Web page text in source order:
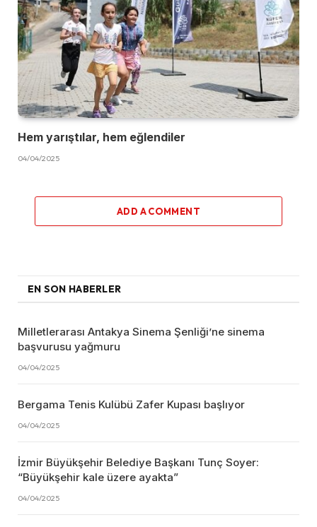
Hem yarıştılar, hem eğlendiler
04/04/2025
ADD A COMMENT
EN SON HABERLER
Milletlerarası Antakya Sinema Şenliği’ne sinema
başvurusu yağmuru
04/04/2025
Bergama Tenis Kulübü Zafer Kupası başlıyor
04/04/2025
İzmir Büyükşehir Belediye Başkanı Tunç Soyer:
“Büyükşehir kale üzere ayakta”
04/04/2025